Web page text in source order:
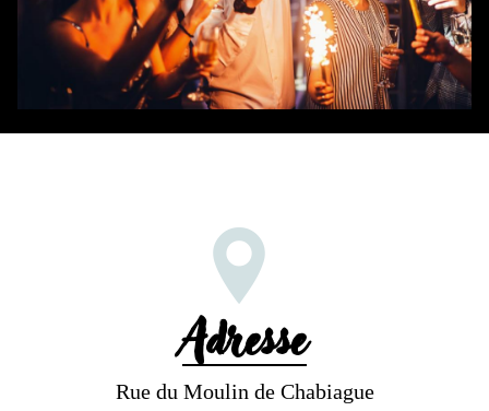
Adresse
Rue du Moulin de Chabiague